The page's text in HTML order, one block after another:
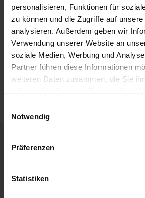
personalisieren, Funktionen für
zu können und die Zugriffe auf
analysieren. Außerdem geben wir
Verwendung unserer Website an
soziale Medien, Werbung und
Partner führen diese Informationen
weiteren Daten zusammen, die Sie
Notwendig
Präferenzen
Statistiken
lose Ware
September
Januar
250 €
Die aktuelle Preisentwicklung für
können Sie jederzeit auf unserer
Höchst- und